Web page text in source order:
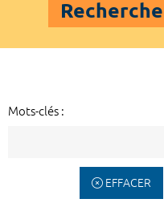
Mots-clés :
EFFACER